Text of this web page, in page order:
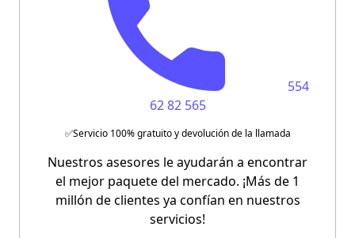
554
62 82 565
✅Servicio 100% gratuito y devolución de la llamada
Nuestros asesores le ayudarán a encontrar
el mejor paquete del mercado. ¡Más de 1
millón de clientes ya confían en nuestros
servicios!